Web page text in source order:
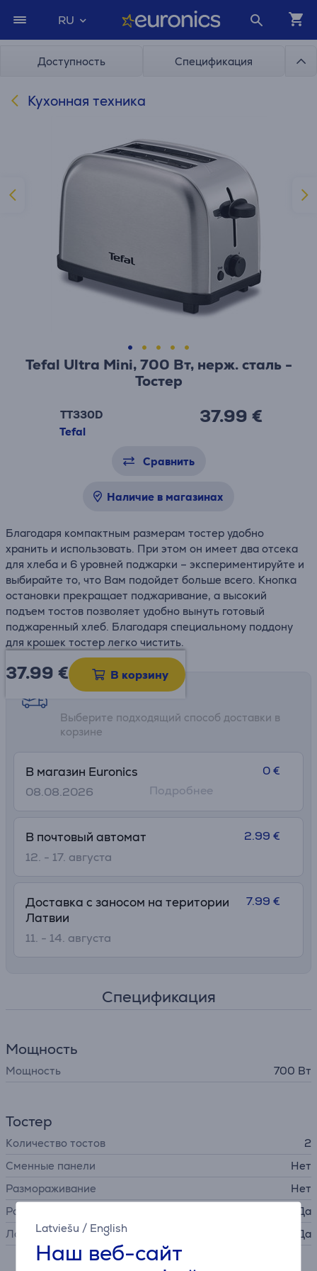
Latviešu / English
Наш веб-сайт
RU
Доступность Спецификация
Кухонная техника
Tefal Ultra Mini, 700 Вт, нерж. сталь -
Тостер
TT330D
Tefal
37.99 €
Сравнить
Наличие в магазинах
Благодаря компактным размерам тостер удобно
хранить и использовать. При этом он имеет два отсека
для хлеба и 6 уровней поджарки – экспериментируйте и
выбирайте то, что Вам подойдет больше всего. Кнопка
остановки прекращает поджаривание, а высокий
подъем тостов позволяет удобно вынуть готовый
поджаренный хлеб. Благодаря специальному поддону
для крошек тостер легко чистить.
37.99 € В корзину
Возможности доставки
Выберите подходящий способ доставки в
корзине
В магазин Euronics
08.08.2026
0 €
Подробнее
В почтовый автомат
12. - 17. августа
2.99 €
Доставка с заносом на територии
Латвии
11. - 14. августа
7.99 €
Спецификация
Мощность
Мощность 700 Вт
Тостер
Количество тостов
2
Сменные панели
Нет
Размораживание
Нет
Разогрев
Да
Лоток для крошек
Да